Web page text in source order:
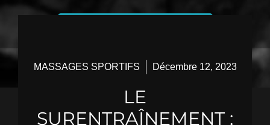
MASSAGES SPORTIFS Décembre 12, 2023
LE
SURENTRAÎNEMENT :